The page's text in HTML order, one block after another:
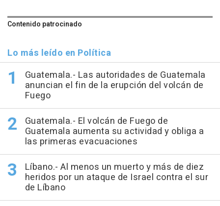
Contenido patrocinado
Lo más leído en Política
Guatemala.- Las autoridades de Guatemala
anuncian el fin de la erupción del volcán de
Fuego
Guatemala.- El volcán de Fuego de
Guatemala aumenta su actividad y obliga a
las primeras evacuaciones
Líbano.- Al menos un muerto y más de diez
heridos por un ataque de Israel contra el sur
de Líbano